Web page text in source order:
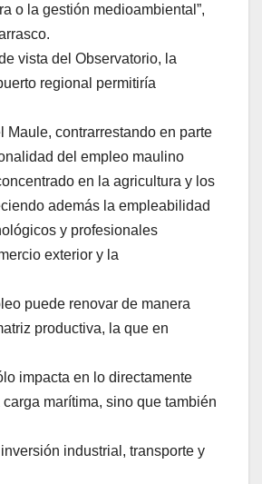
o la gestión medioambiental”,
vista del Observatorio, la
regional permitiría
Maule, contrarrestando en parte
del empleo maulino
en la agricultura y los
además la empleabilidad
y profesionales
exterior y la
puede renovar de manera
productiva, la que en
impacta en lo directamente
marítima, sino que también
industrial, transporte y